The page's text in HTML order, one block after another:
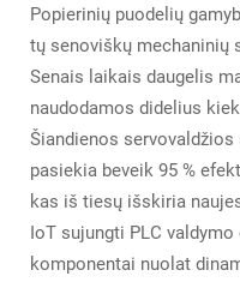
Popierinių puodelių
tų senoviškų mechaninių
Senais laikais daugelis
naudodamos didelius
Šiandienos
pasiekia beveik 95 %
kas iš tiesų išskiria
IoT sujungti PLC
komponentai nuolat